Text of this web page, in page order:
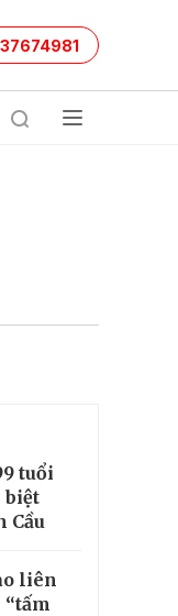
tuổi
biệt
Cầu
liên